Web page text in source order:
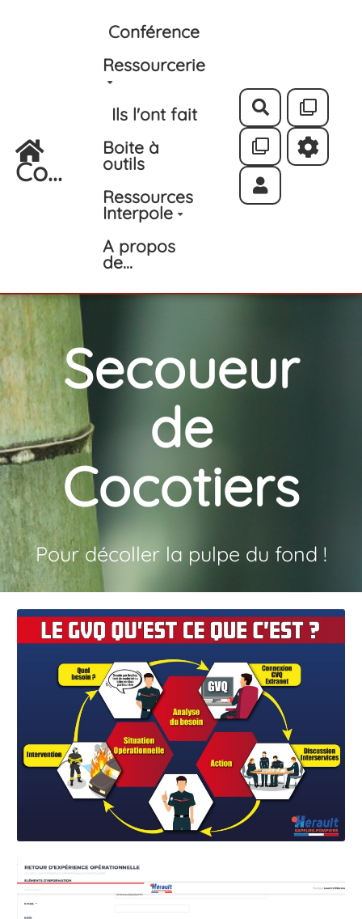
Aller au contenu principal
Co...
Conférence
Ressourcerie
Ils l'ont fait
Boite à
outils
Ressources
Interpole
A propos
de...
Rechercher
Secoueur
de
Cocotiers
Pour décoller la pulpe du fond !